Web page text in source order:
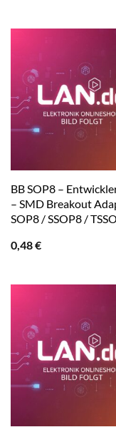
BB SOP8 –
– SMD Breakout
SOP8 / SSOP8 /
0,48€